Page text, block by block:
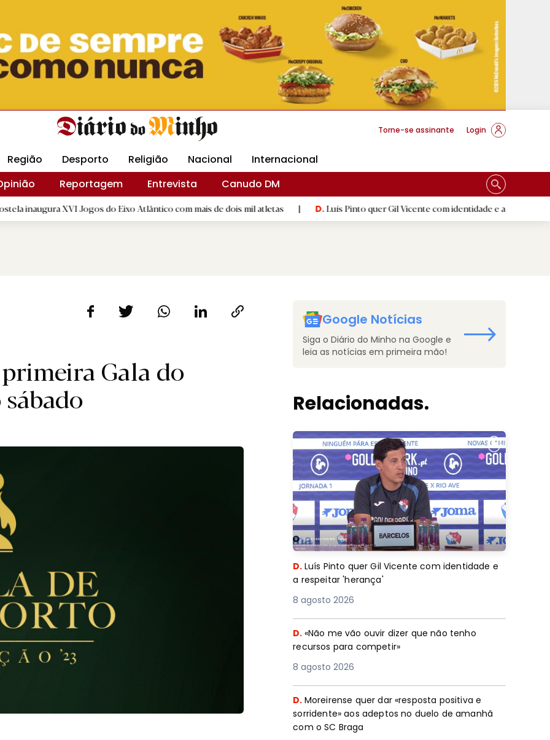
Revista Minha Gráfica DM Livraria DM Arquidiocese Braga
Torne-se assinante Login
Região Desporto Religião Nacional
Internacional
Reportagem Entrevista Canudo DM
XVI Jogos do Eixo Atlântico com mais de dois mil atletas | D.Luís Pinto quer Gil Vicente com identidade e a respeitar 'herança'
Gala do
Google Notícias
Siga o Diário do Minho na Google e
leia as notícias em primeira mão!
Relacionadas.
D. Luís Pinto quer Gil Vicente com identidade e
a respeitar 'herança'
8 agosto 2026
D. «Não me vão ouvir dizer que não tenho
recursos para competir»
8 agosto 2026
D. Moreirense quer dar «resposta positiva e
sorridente» aos adeptos no duelo de amanhã
com o SC Braga